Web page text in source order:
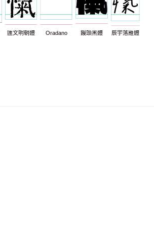
匯文明朝體 Oradano 饅頭黑體 辰宇落雁體